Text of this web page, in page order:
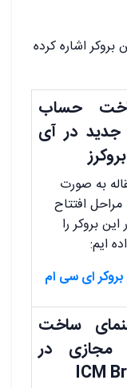
بروکر اشاره کرده
حساب
جدید در آی
به صورت
افتتاح
بروکر را
ایم:
ای سی ام
ساخت
در
ICM